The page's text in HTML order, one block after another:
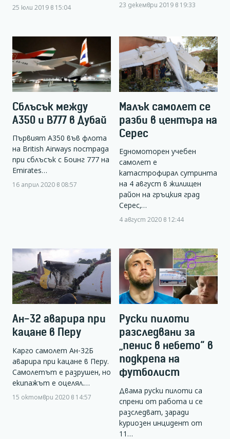
25 юли 2019 в 15:04 23 декември 2019 в 19:33
Сблъсък между
А350 и B777 в Дубай
Първият А350 във флота
на British Airways пострада
при сблъсък с Боинг 777 на
Emirates…
16 април 2020 в 08:57
Малък самолет се
разби в центъра на
Серес
Eдномоторен учебен
самолет е
катастрофирал сутринта
на 4 август в жилищен
район на гръцкия град
Серес,…
4 август 2020 в 12:44
Ан-32 аварира при
кацане в Перу
Карго самолет Ан-32Б
аварира при кацане в Перу.
Самолетът е разрушен, но
екипажът е оцелял.…
15 октомври 2020 в 14:57
Руски пилоти
разследвани за
„пенис в небето“ в
подкрепа на
футболист
Двама руски пилоти са
спрени от работа и се
разследват, заради
куриозен инцидент от
11…